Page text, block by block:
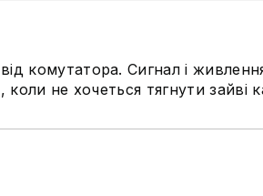
комутатора. Сигнал і
не хочеться тягнути зайві